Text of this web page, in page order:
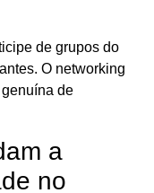
de grupos do
O networking
de
a
no